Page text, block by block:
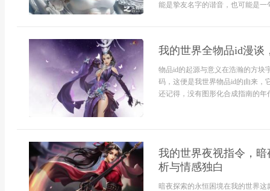
能是挚友名字的谐音，也可能是
我的世界全物品id漫谈
物品id的起源与意义在浩瀚的方块
码，这便是我世界物品id的由来，
还记得，没有图形化合成指南的年
我的世界夜视指令，
析与情感独白
暗夜探索的永恒困境在我的世界